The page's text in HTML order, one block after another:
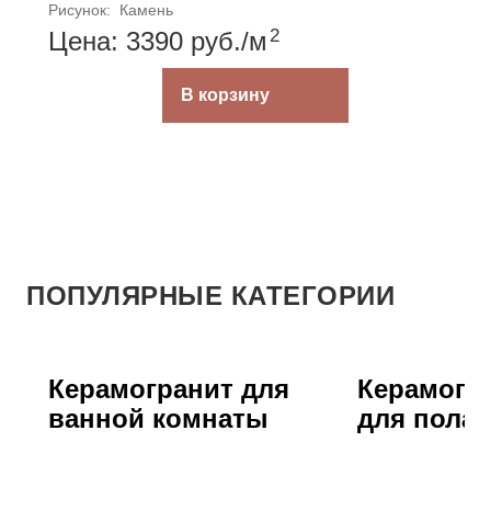
Рисунок:
Камень
Цена: 3390 руб./м 2
В корзину
ПОПУЛЯРНЫЕ КАТЕГОРИИ
Керамогранит для
ванной комнаты
для пола